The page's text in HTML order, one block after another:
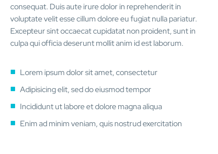
consequat. Duis aute irure dolor in reprehenderit in
voluptate velit esse cillum dolore eu fugiat nulla pariatur.
Excepteur sint occaecat cupidatat non proident, sunt in
culpa qui officia deserunt mollit anim id est laborum.
Lorem ipsum dolor sit amet, consectetur
Adipisicing elit, sed do eiusmod tempor
Incididunt ut labore et dolore magna aliqua
Enim ad minim veniam, quis nostrud exercitation